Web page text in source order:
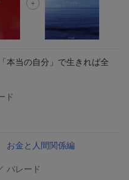
宙組貸切公演ペアチケット
「本当の自分」で生きれば全
ド
お金と人間関係編
パレード